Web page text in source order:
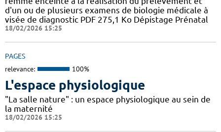
d'un ou de plusieurs examens de biologie médicale à
visée de diagnostic PDF 275,1 Ko Dépistage Prénatal
18/02/2026 15:25
PAGES
relevance: 100%
L'espace physiologique
"La salle nature" : un espace physiologique au sein de
la maternité
18/02/2026 15:25